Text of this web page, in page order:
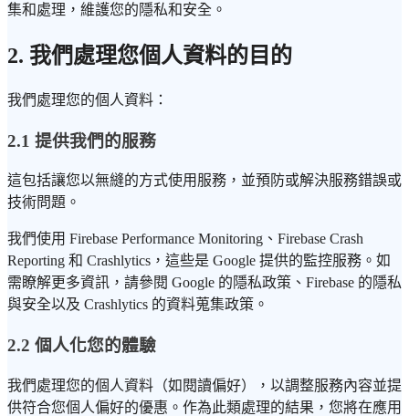
集和處理，維護您的隱私和安全。
2. 我們處理您個人資料的目的
我們處理您的個人資料：
2.1 提供我們的服務
這包括讓您以無縫的方式使用服務，並預防或解決服務錯誤或
技術問題。
我們使用 Firebase Performance Monitoring、Firebase Crash
Reporting 和 Crashlytics，這些是 Google 提供的監控服務。如
需瞭解更多資訊，請參閱 Google 的隱私政策、Firebase 的隱私
與安全以及 Crashlytics 的資料蒐集政策。
2.2 個人化您的體驗
我們處理您的個人資料（如閱讀偏好），以調整服務內容並提
供符合您個人偏好的優惠。作為此類處理的結果，您將在應用